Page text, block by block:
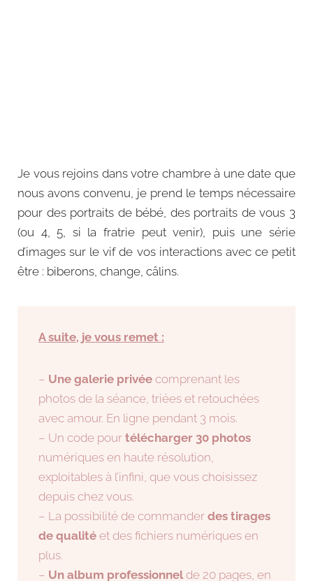
Je vous rejoins dans votre chambre à une date que
nous avons convenu, je prend le temps nécessaire
pour des portraits de bébé, des portraits de vous 3
(ou 4, 5, si la fratrie peut venir), puis une série
d’images sur le vif de vos interactions avec ce petit
être : biberons, change, câlins.
A suite, je vous remet :
– Une galerie privée comprenant les
photos de la séance, triées et retouchées
avec amour. En ligne pendant 3 mois.
– Un code pour télécharger 30 photos
numériques en haute résolution,
exploitables à l’infini, que vous choisissez
depuis chez vous.
– La possibilité de commander des tirages
de qualité et des fichiers numériques en
plus.
– Un album professionnelde 20 pages, en